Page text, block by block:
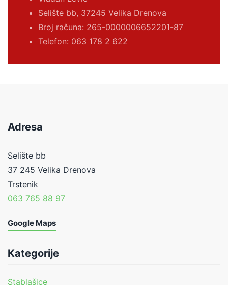
Selište bb, 37245 Velika Drenova
Broj računa: 265-0000006652201-87
Telefon: 063 178 2 622
Adresa
Selište bb
37 245 Velika Drenova
Trstenik
063 765 88 97
Google Maps
Kategorije
Stablašice